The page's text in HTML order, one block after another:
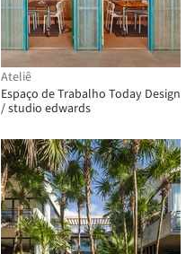
Ateliê
Espaço de Trabalho Today Design
/ studio edwards